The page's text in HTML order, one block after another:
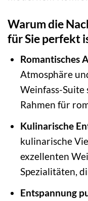
Warum die
für Sie perfekt
Romantisches
Atmosphäre
Weinfass-Suite
Rahmen für
Kulinarische
kulinarische
exzellenten
Spezialitäten,
Entspannung